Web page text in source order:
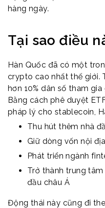
hàng ngày.
Tại sao điều
Hàn Quốc đã có một
crypto cao nhất thế giới.
hơn 10% dân số tham
Bằng cách phê duyệt
pháp lý cho stablecoin,
Thu hút thêm nhà
Giữ dòng vốn nội địa
Phát triển ngành
Trở thành trung
đầu châu Á
Động thái này cũng đi